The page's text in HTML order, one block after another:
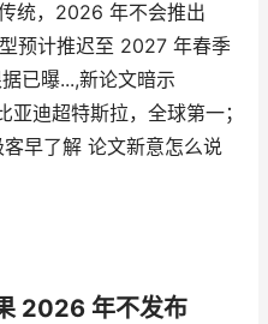
统，2026 年不会推出
预计推迟至 2027 年春季
已曝...,新论文暗示
迪超特斯拉，全球第一；
早了解 论文新意怎么说
2026 年不发布